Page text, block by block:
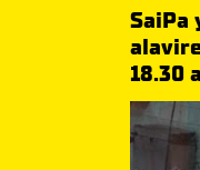
SaiPa
18.30